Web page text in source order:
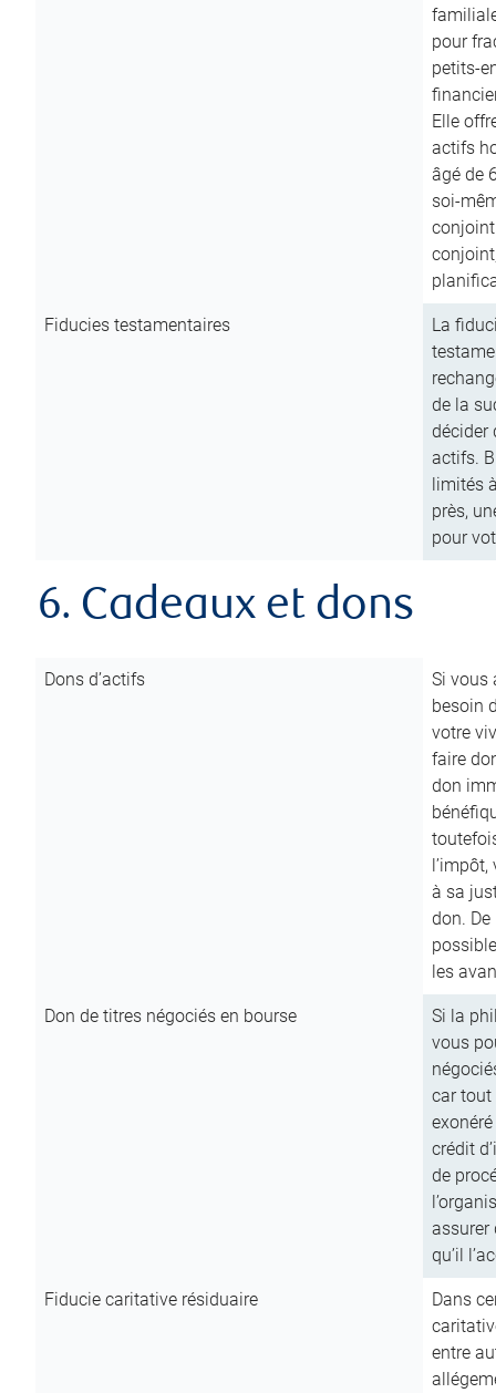
pour
petits-
Elle
actifs
âgé de
soi-
Fiducies testamentaires
La
de la
décider
actifs.
limités
près,
pour
6. Cadeaux et dons
Dons d’actifs
Si vous
besoin
votre
faire
don
à sa
don.
les
Don de titres négociés en bourse
Si la
vous
car tout
crédit
de
assurer
qu’il
Fiducie caritative résiduaire
Dans
entre